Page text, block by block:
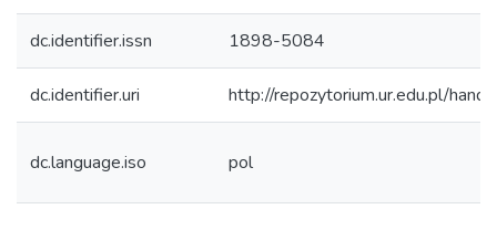
dc.identifier.issn 1898-5084
dc.identifier.uri http://repozytorium.ur.edu.pl/
dc.language.iso pol